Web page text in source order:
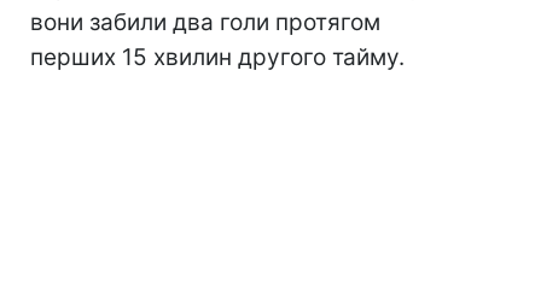
вони забили два голи протягом
перших 15 хвилин другого тайму.